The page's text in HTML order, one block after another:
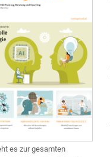
es zur gesamten